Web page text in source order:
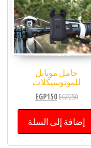
حامل موبايل
للموتوسيكلات
EGP250
EGP150
إضافة إلى السلة